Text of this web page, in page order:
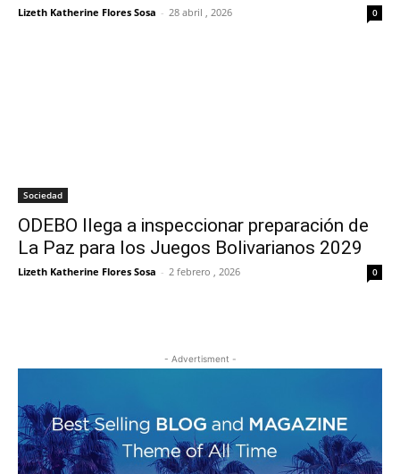
Lizeth Katherine Flores Sosa - 28 abril , 2026 0
Sociedad
ODEBO llega a inspeccionar preparación de
La Paz para los Juegos Bolivarianos 2029
Lizeth Katherine Flores Sosa - 2 febrero , 2026 0
- Advertisment -